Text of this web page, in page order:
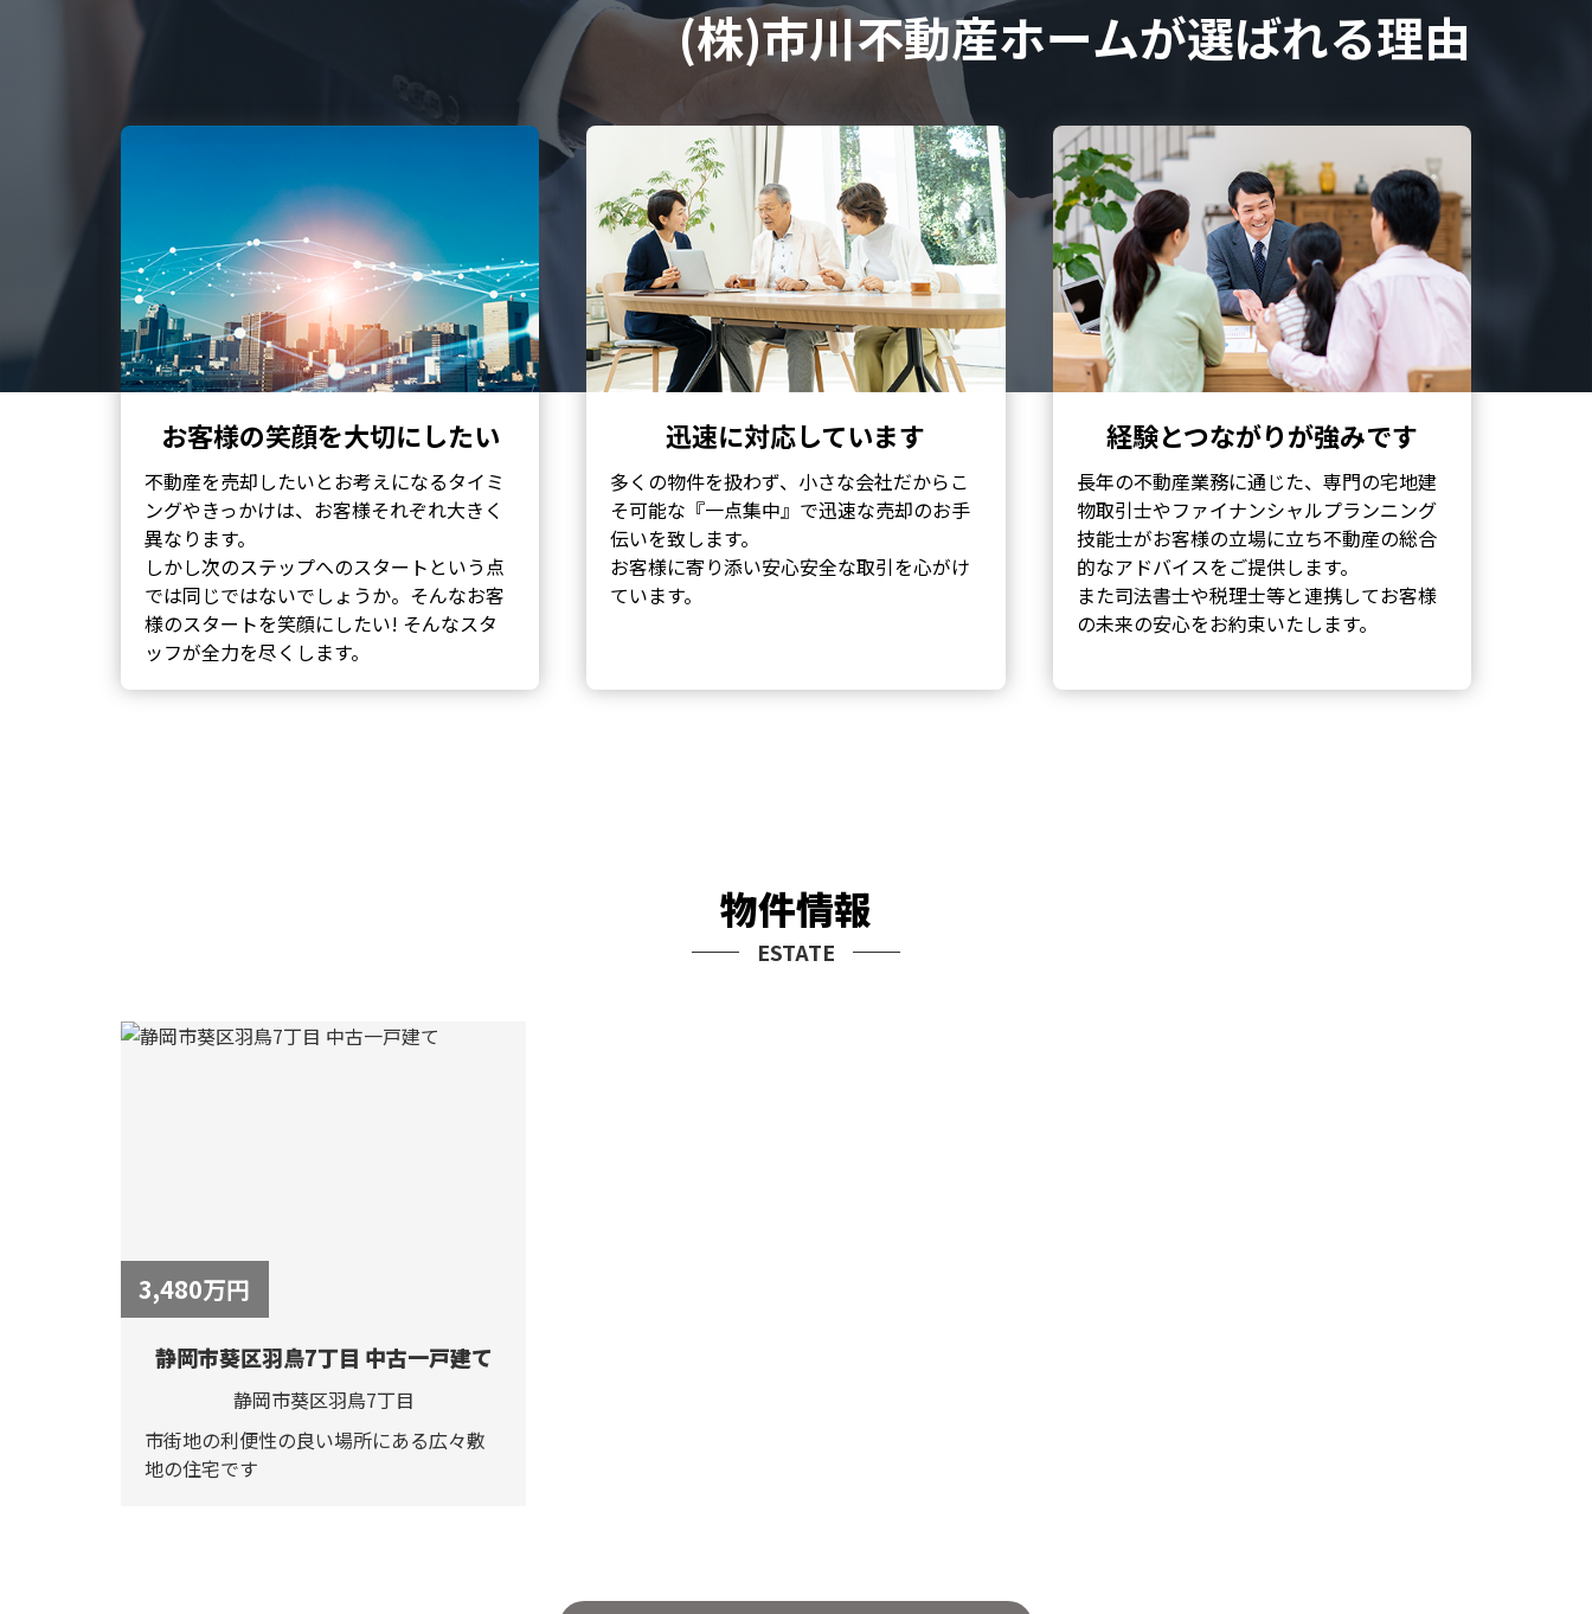
(株)市川不動産ホームが選ばれる理由
お客様の笑顔を大切にしたい
不動産を売却したいとお考えになるタイミ
ングやきっかけは、お客様それぞれ大きく
異なります。
しかし次のステップへのスタートという点
では同じではないでしょうか。そんなお客
様のスタートを笑顔にしたい! そんなスタ
ッフが全力を尽くします。
迅速に対応しています
多くの物件を扱わず、小さな会社だからこ
そ可能な『一点集中』で迅速な売却のお手
伝いを致します。
お客様に寄り添い安心安全な取引を心がけ
ています。
経験とつながりが強みです
長年の不動産業務に通じた、専門の宅地建
物取引士やファイナンシャルプランニング
技能士がお客様の立場に立ち不動産の総合
的なアドバイスをご提供します。
また司法書士や税理士等と連携してお客様
の未来の安心をお約束いたします。
物件情報
ESTATE
3,480万円
静岡市葵区羽鳥7丁目 中古一戸建て
静岡市葵区羽鳥7丁目
市街地の利便性の良い場所にある広々敷
地の住宅です